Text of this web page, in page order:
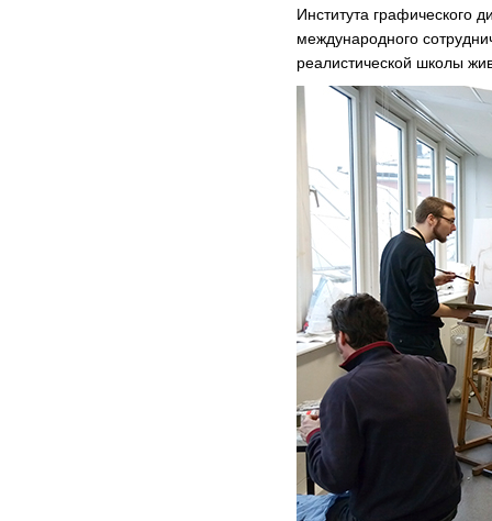
Института графического
международного
реалистической школы